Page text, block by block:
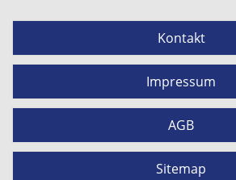
Kontakt
Impressum
AGB
Sitemap